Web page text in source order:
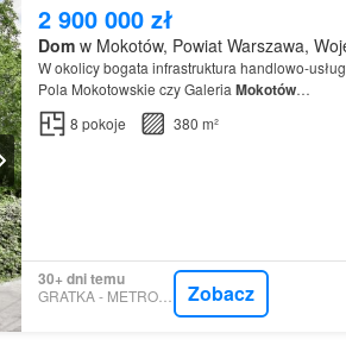
2 900 000 zł
Domw Mokotów, Powiat Warszawa,
W okolicy bogata infrastruktura handlowo-
Pola Mokotowskie czy Galeria Mokotów…
8 pokoje 380 m²
30+ dni temu
GRATKA - METROHOME24 Zobacz